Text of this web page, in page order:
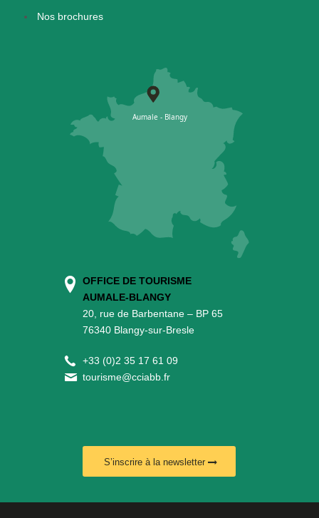
Nos brochures
OFFICE DE TOURISME
AUMALE-BLANGY
20, rue de Barbentane – BP 65
76340 Blangy-sur-Bresle
+33 (0)2 35 17 61 09
tourisme@cciabb.fr
S’inscrire à la newsletter